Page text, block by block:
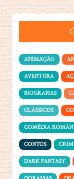
ANIMAÇÃO
AVENTURA
BIOGRAFIAS
CLÁSSICOS
COMÉDIA
CONTOS
DARK FANTASY